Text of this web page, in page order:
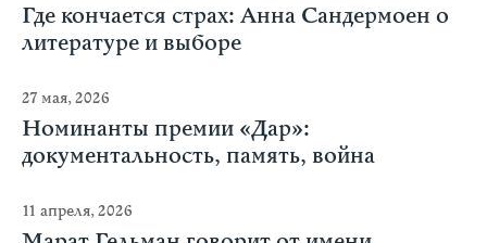
Где кончается страх: Анна Сандермоен о
литературе и выборе
27 мая, 2026
Номинанты премии «Дар»:
документальность, память, война
11 апреля, 2026